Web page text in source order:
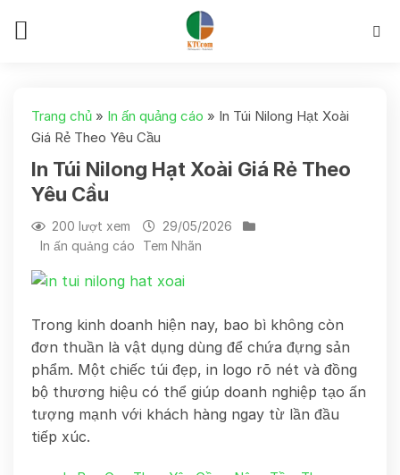
Trang chủ » In ấn quảng cáo » In Túi Nilong Hạt Xoài
Giá Rẻ Theo Yêu Cầu
In Túi Nilong Hạt Xoài Giá Rẻ Theo
Yêu Cầu
200 lượt xem
29/05/2026
In ấn quảng cáo
Tem Nhãn
Trong kinh doanh hiện nay, bao bì không còn
đơn thuần là vật dụng dùng để chứa đựng sản
phẩm. Một chiếc túi đẹp, in logo rõ nét và đồng
bộ thương hiệu có thể giúp doanh nghiệp tạo ấn
tượng mạnh với khách hàng ngay từ lần đầu
tiếp xúc.